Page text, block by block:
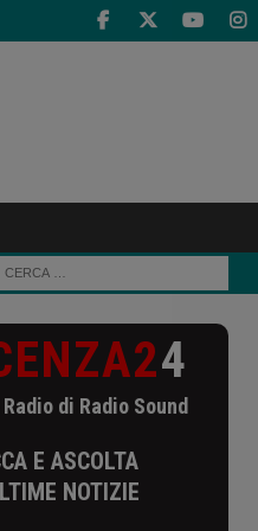
4
di Radio Sound
E ASCOLTA
NOTIZIE